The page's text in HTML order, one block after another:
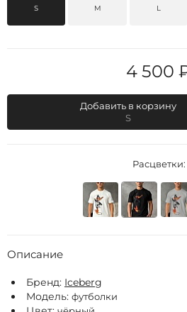
S M L
4 500
Добавить в корзину
S
Расцветки:
Описание
Бренд: Iceberg
Модель: футболки